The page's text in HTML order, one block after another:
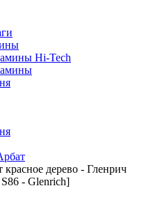
Hi-Tech
дерево - Гленрич
- Glenrich]